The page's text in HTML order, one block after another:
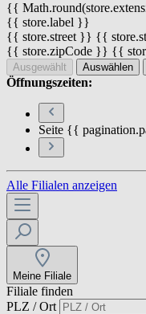
{{
{{ store.label }}
{{ store.street }} {{
{{ store.zipCode }} {{
Ausgewählt Auswählen
Öffnungszeiten:
Seite {{
Alle Filialen anzeigen
Meine Filiale
Filiale finden
PLZ / Ort